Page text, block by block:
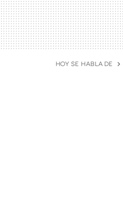
HOY SE HABLA DE